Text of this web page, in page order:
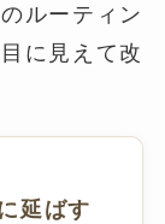
ルーティン
に見えて改
延ばす